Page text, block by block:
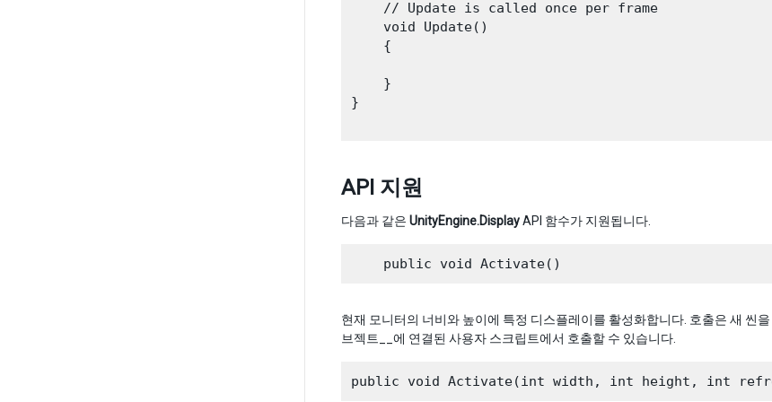
    // Update is called once per frame
    void Update()
    {
    }
}
API 지원
다음과 같은 UnityEngine.DisplayAPI 함수가 지원됩니다.
현재 모니터의 너비와 높이에 특정 디스플레이를 활성화합니다. 호출은 새 씬
브젝트__에 연결된 사용자 스크립트에서 호출할 수 있습니다.